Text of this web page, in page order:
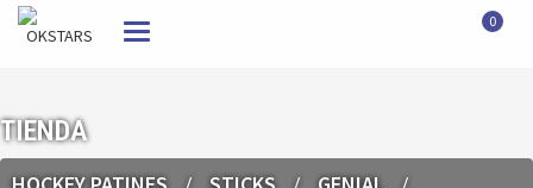
Toggle
0
TIENDA